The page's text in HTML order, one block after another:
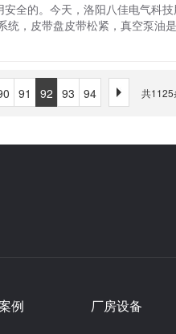
全的。今天，洛阳八佳电气科技
，皮带盘皮带松紧，真空泵油
当准备就绪后，接通电源，中频
91 92 93 94 共1125
例 厂房设备